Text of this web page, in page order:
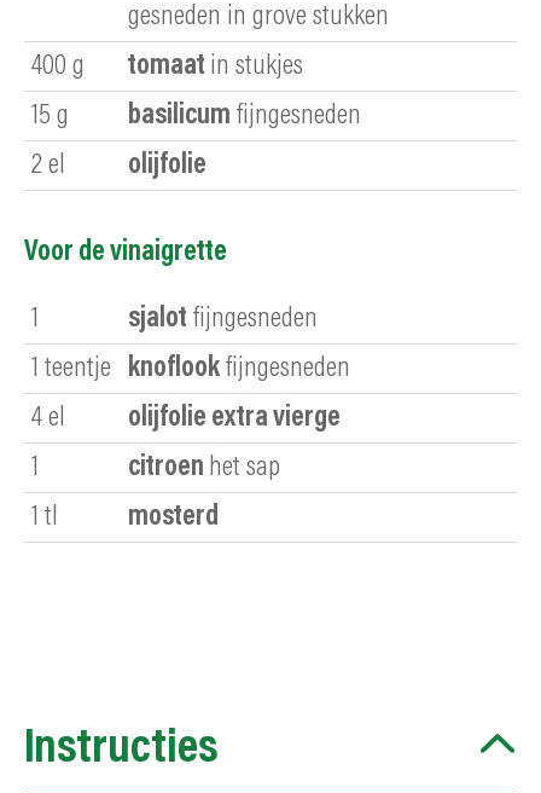
gesneden in grove stukken
400 g tomaat in stukjes
15 g basilicum fijngesneden
2 el olijfolie
Voor de vinaigrette
1 sjalot fijngesneden
1 teentje knoflook fijngesneden
4 el
olijfolie extra vierge
1
citroen het sap
1 tl mosterd
Instructies